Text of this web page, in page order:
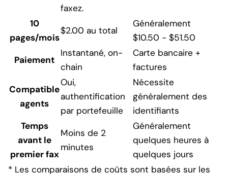
faxez.
10
pages/mois
$2.00 au total
Généralement
$10.50 - $51.50
Paiement
Instantané, on-
chain
Carte bancaire +
factures
Compatible
agents
Oui,
authentification
par portefeuille
Nécessite
généralement des
identifiants
Temps
avant le
premier fax
Moins de 2
minutes
Généralement
quelques heures à
quelques jours
* Les comparaisons de coûts sont basées sur les